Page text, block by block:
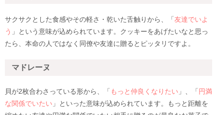
サクサクとした食感やその軽さ・乾いた舌触りから、「 友達でいよ
う 」という意味が込められています。クッキーをあげたいなと思っ
たら、本命の人ではなく同僚や友達に贈るとピッタリですよ。
マドレーヌ
貝が2枚合わさっている形から、「 もっと仲良くなりたい 」、「 円満
な関係でいたい 」といった意味が込められています。もっと距離を